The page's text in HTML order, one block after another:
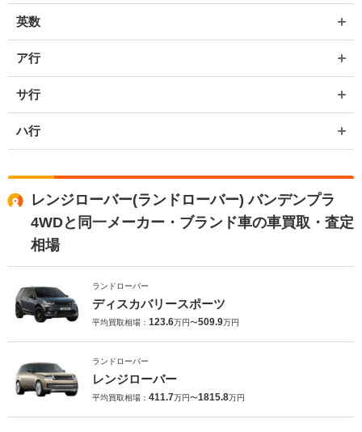
英数
ア行
サ行
ハ行
レンジローバー(ランドローバー) バンデンプラ
4WDと同一メーカー・ブランド車の車買取・査定
相場
ランドローバー
ディスカバリースポーツ
平均買取相場： 123.6万円〜509.9万円
ランドローバー
レンジローバー
平均買取相場： 411.7万円〜1815.8万円